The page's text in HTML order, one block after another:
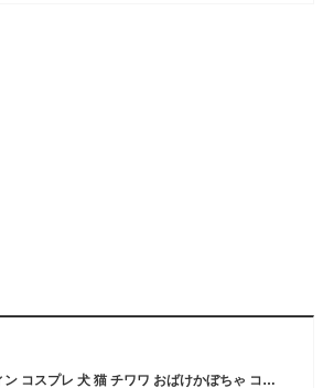
かぼちゃ 帽子 ハロウィン コスプレ 犬 猫 チワワ おばけかぼちゃ コスチューム 仮装 かわいい 犬用帽子 猫用帽子 ペットキャップ カボチャ ハット 小中型犬 ドッグウェア 被り物 マジックテープ式 防寒 あったか 洗える お出かけ